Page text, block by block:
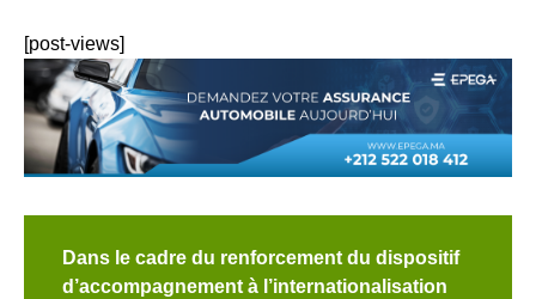
[post-views]
Dans le cadre du renforcement du dispositif
d’accompagnement à l’internationalisation